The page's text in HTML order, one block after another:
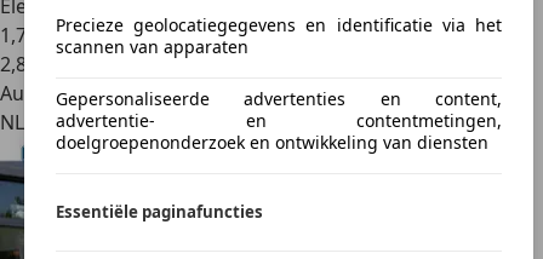
Precieze geolocatiegegevens en identificatie via het
scannen van apparaten
Gepersonaliseerde advertenties en content,
advertentie- en contentmetingen,
doelgroepenonderzoek en ontwikkeling van diensten
Essentiële paginafuncties
Elektro/Benzine
1,7 l/100 km (gem.)
2,8
Autobedrijf
NL 1101 CL